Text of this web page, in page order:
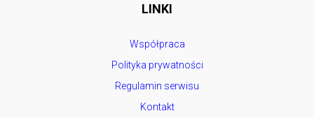
LINKI
Współpraca
Polityka prywatności
Regulamin serwisu
Kontakt